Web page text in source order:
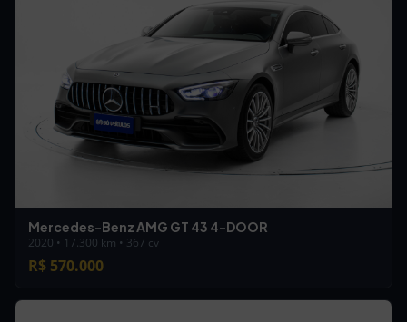
Mercedes-Benz AMG GT 43 4-DOOR
2020 • 17.300 km • 367 cv
R$ 570.000